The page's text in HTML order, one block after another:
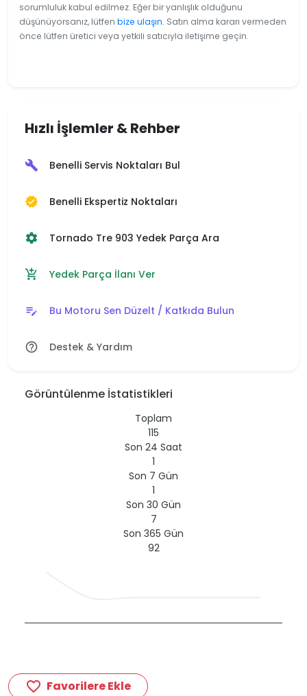
sorumluluk kabul edilmez. Eğer bir yanlışlık olduğunu
düşünüyorsanız, lütfen bize ulaşın. Satın alma kararı vermeden
önce lütfen üretici veya yetkili satıcıyla iletişime geçin.
Hızlı İşlemler & Rehber
build Benelli Servis Noktaları Bul
verified Benelli Ekspertiz Noktaları
settings Tornado Tre 903 Yedek Parça Ara
add_shopping_cart Yedek Parça İlanı Ver
edit_note Bu Motoru Sen Düzelt / Katkıda Bulun
help_outline Destek & Yardım
Görüntülenme İstatistikleri
Toplam
115
Son 24 Saat
1
Son 7 Gün
1
Son 30 Gün
7
Son 365 Gün
92
favorite_border Favorilere Ekle